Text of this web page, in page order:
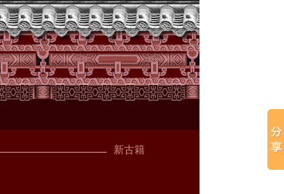
新古籍